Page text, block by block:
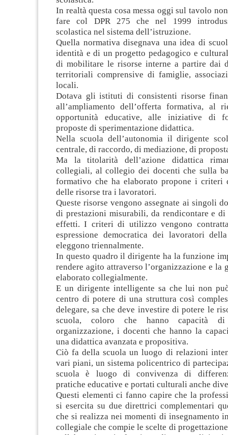
In realtà questa cosa messa oggi sul tavolo
fare col DPR 275 che nel 1999
scolastica nel sistema dell’istruzione.
Quella normativa disegnava una idea di
identità e di un progetto pedagogico e
di mobilitare le risorse interne a partire dai
territoriali comprensive di famiglie,
locali.
Dotava gli istituti di consistenti risorse
all’ampliamento dell’offerta formativa, al
opportunità educative, alle iniziative di
proposte di sperimentazione didattica.
Nella scuola dell’autonomia il dirigente
centrale, di raccordo, di mediazione, di
Ma la titolarità dell’azione didattica
collegiali, al collegio dei docenti che sulla
formativo che ha elaborato propone i criteri
delle risorse tra i lavoratori.
Queste risorse vengono assegnate ai singoli
di prestazioni misurabili, da rendicontare e
effetti. I criteri di utilizzo vengono
espressione democratica dei lavoratori
eleggono triennalmente.
In questo quadro il dirigente ha la funzione
rendere agito attraverso l’organizzazione e la
elaborato collegialmente.
E un dirigente intelligente sa che lui non
centro di potere di una struttura così
delegare, sa che deve investire di potere le
scuola, coloro che hanno capacità
organizzazione, i docenti che hanno la
una didattica avanzata e propositiva.
Ciò fa della scuola un luogo di relazioni
vari piani, un sistema policentrico di
scuola è luogo di convivenza di
pratiche educative e portati culturali anche
Questi elementi ci fanno capire che la
si esercita su due direttrici complementari
che si realizza nei momenti di insegnamento
collegiale che compie le scelte di